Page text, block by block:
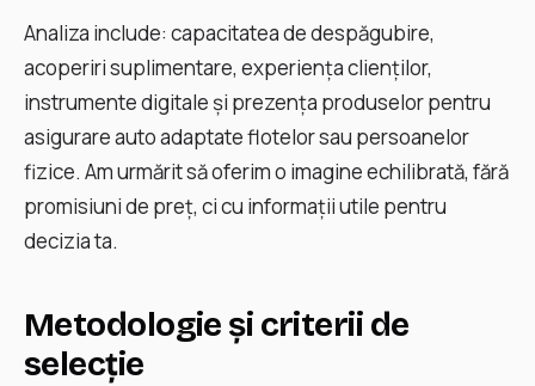
Analiza include: capacitatea de despăgubire,
acoperiri suplimentare, experiența clienților,
instrumente digitale și prezența produselor pentru
asigurare auto adaptate flotelor sau persoanelor
fizice. Am urmărit să oferim o imagine echilibrată, fără
promisiuni de preț, ci cu informații utile pentru
decizia ta.
Metodologie și criterii de
selecție